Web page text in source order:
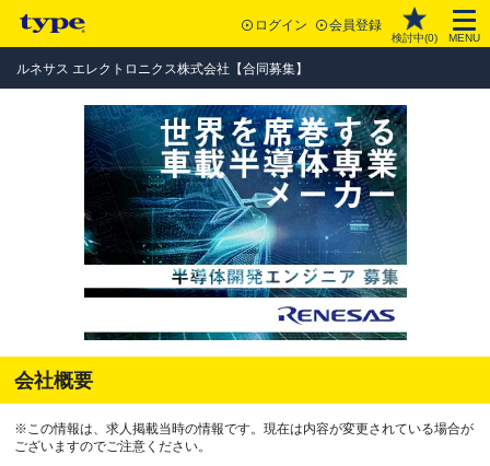
ログイン 会員登録
検討中(0) MENU
ルネサス エレクトロニクス株式会社【合同募集】
会社概要
※この情報は、求人掲載当時の情報です。現在は内容が変更されている場合が
ございますのでご注意ください。